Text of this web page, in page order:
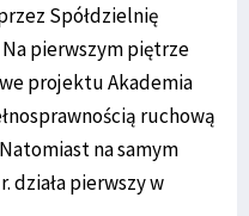
Spółdzielnię
pierwszym piętrze
projektu Akademia
ruchową
na samym
działa pierwszy w